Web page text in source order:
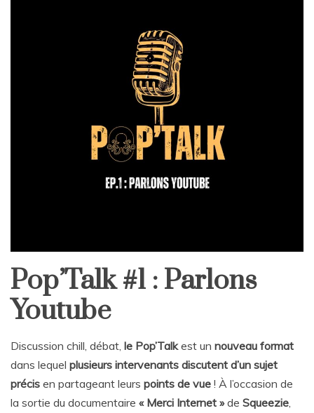
Pop’Talk #1 : Parlons
Youtube
Discussion chill, débat, le Pop’Talkest un nouveau format
dans lequel plusieurs intervenants discutent d’un sujet
précis en partageant leurs points de vue ! À l’occasion de
la sortie du documentaire « Merci Internet »de Squeezie